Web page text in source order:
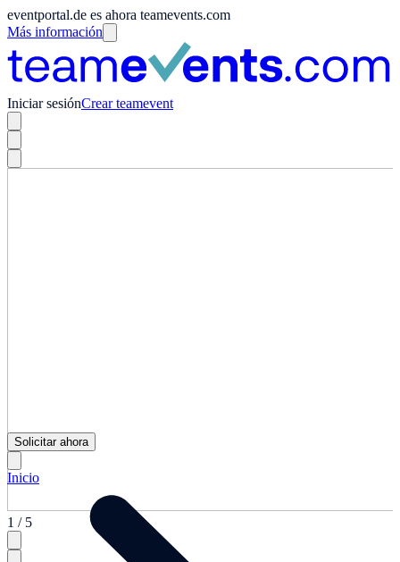
eventportal.de es ahora teamevents.com
Más información
Iniciar sesiónCrear teamevent
1 / 5
Solicitar ahora
Inicio